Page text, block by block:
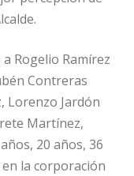
Rogelio Ramírez
Contreras
Lorenzo Jardón
Martínez,
20 años, 36
la corporación